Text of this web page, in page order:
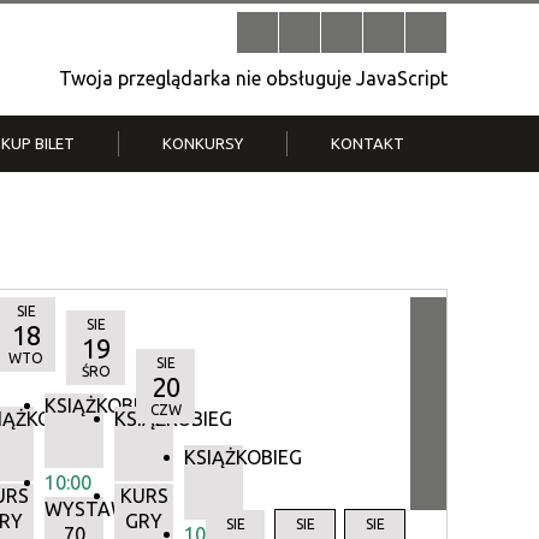
Twoja przeglądarka nie obsługuje JavaScript
KUP BILET KONKURSY KONTAKT
SIE
18
WTO
KSIĄŻKOBIEG
10:00
WYSTAWA:
70
SIE
19
ŚRO
KSIĄŻKOBIEG
KURS
GRY
SIE
20
CZW
KSIĄŻKOBIEG
10:00SIE SIE SIE